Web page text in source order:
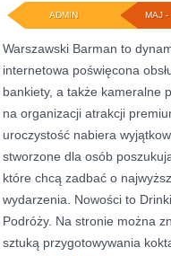
MAJ -
ADMIN
Warszawski Barman to
internetowa poświęcona
bankiety, a także kameralne
na organizacji atrakcji
uroczystość nabiera
stworzone dla osób
które chcą zadbać o
wydarzenia. Nowości to
Podróży. Na stronie można
sztuką przygotowywania